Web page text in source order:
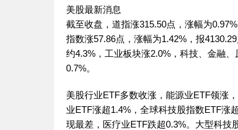
美股最新消息
截至收盘，道指涨315.50点，涨幅为
指数涨57.86点，涨幅为1.42%，报
约4.3%，工业板块涨2.0%，科技、金融
0.7%。
美股行业ETF多数收涨，能源业ETF领涨
业ETF涨超1.4%，全球科技股指数ETF涨
现最差，医疗业ETF跌超0.3%。大型科